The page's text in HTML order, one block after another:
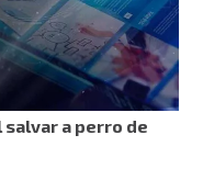
a perro de